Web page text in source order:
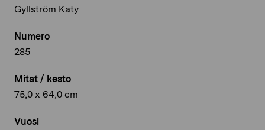
Gyllström Katy
Numero
285
Mitat / kesto
75,0 x 64,0 cm
Vuosi